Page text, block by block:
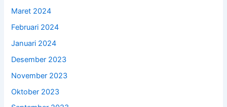
Maret 2024
Februari 2024
Januari 2024
Desember 2023
November 2023
Oktober 2023